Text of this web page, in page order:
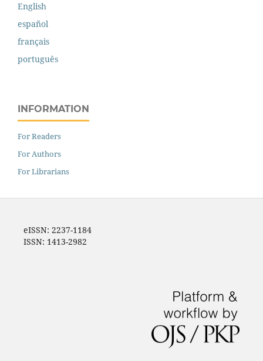
English
español
français
português
INFORMATION
For Readers
For Authors
For Librarians
eISSN: 2237-1184
ISSN: 1413-2982